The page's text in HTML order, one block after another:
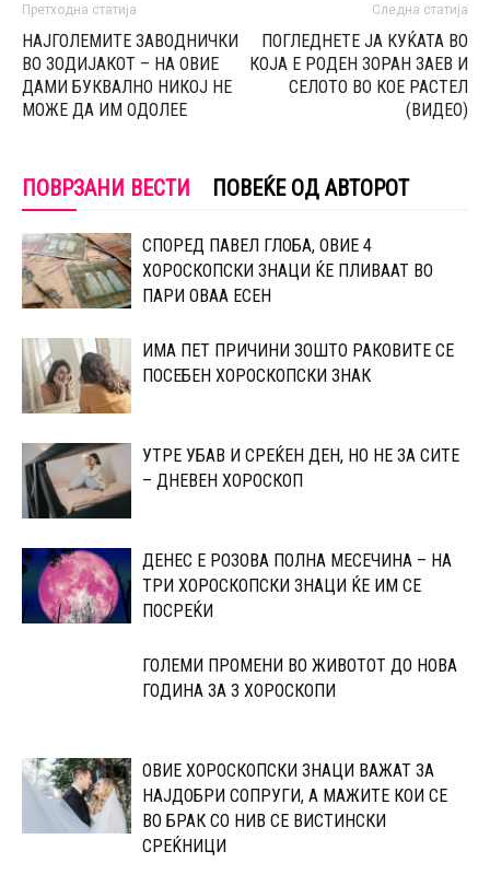
Претходна статија
НАЈГОЛЕМИТЕ ЗАВОДНИЧКИ
ВО ЗОДИЈАКОТ – НА ОВИЕ
ДАМИ БУКВАЛНО НИКОЈ НЕ
МОЖЕ ДА ИМ ОДОЛЕЕ
Следна статија
ПОГЛЕДНЕТЕ ЈА КУЌАТА ВО
КОЈА Е РОДЕН ЗОРАН ЗАЕВ И
СЕЛОТО ВО КОЕ РАСТЕЛ
(ВИДЕО)
ПОВРЗАНИ ВЕСТИ ПОВЕЌЕ ОД АВТОРОТ
СПОРЕД ПАВЕЛ ГЛОБА, ОВИЕ 4
ХОРОСКОПСКИ ЗНАЦИ ЌЕ ПЛИВААТ ВО
ПАРИ ОВАА ЕСЕН
ИМА ПЕТ ПРИЧИНИ ЗОШТО РАКОВИТЕ СЕ
ПОСЕБЕН ХОРОСКОПСКИ ЗНАК
УТРЕ УБАВ И СРЕЌЕН ДЕН, НО НЕ ЗА СИТЕ
– ДНЕВЕН ХОРОСКОП
ДЕНЕС Е РОЗОВА ПОЛНА МЕСЕЧИНА – НА
ТРИ ХОРОСКОПСКИ ЗНАЦИ ЌЕ ИМ СЕ
ПОСРЕЌИ
ГОЛЕМИ ПРОМЕНИ ВО ЖИВОТОТ ДО НОВА
ГОДИНА ЗА 3 ХОРОСКОПИ
ОВИЕ ХОРОСКОПСКИ ЗНАЦИ ВАЖАТ ЗА
НАЈДОБРИ СОПРУГИ, А МАЖИТЕ КОИ СЕ
ВО БРАК СО НИВ СЕ ВИСТИНСКИ
СРЕЌНИЦИ